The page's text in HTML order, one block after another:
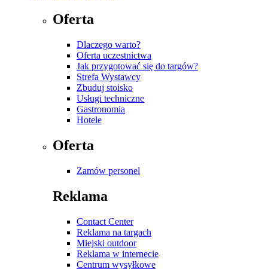
Oferta
Dlaczego warto?
Oferta uczestnictwa
Jak przygotować się do targów?
Strefa Wystawcy
Zbuduj stoisko
Usługi techniczne
Gastronomia
Hotele
Oferta
Zamów personel
Reklama
Contact Center
Reklama na targach
Miejski outdoor
Reklama w internecie
Centrum wysyłkowe